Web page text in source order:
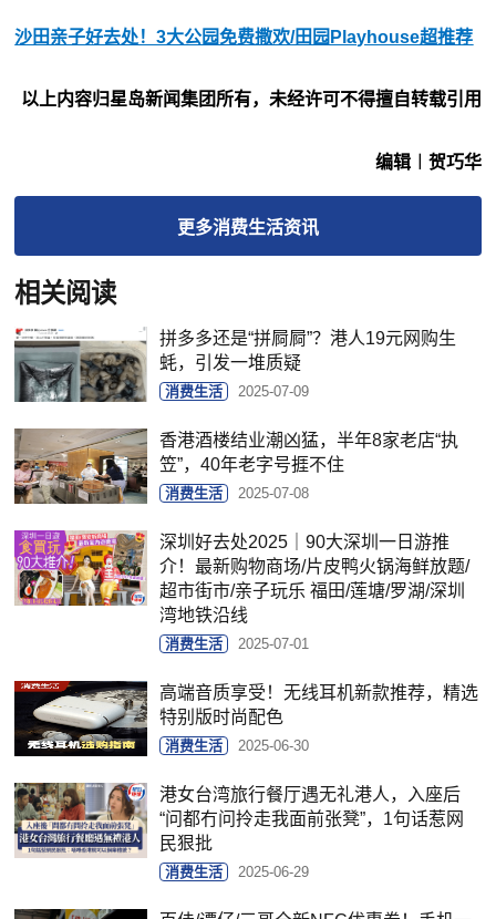
沙田亲子好去处！3大公园免费撒欢/田园Playhouse超推荐
以上内容归星岛新闻集团所有，未经许可不得擅自转载引用
编辑︱贺巧华
更多消费生活资讯
相关阅读
拼多多还是“拼屙屙”？港人19元网购生
蚝，引发一堆质疑
消费生活 2025-07-09
香港酒楼结业潮凶猛，半年8家老店“执
笠”，40年老字号捱不住
消费生活 2025-07-08
深圳好去处2025｜90大深圳一日游推
介！最新购物商场/片皮鸭火锅海鲜放题/
超市街市/亲子玩乐 福田/莲塘/罗湖/深圳
湾地铁沿线
消费生活 2025-07-01
高端音质享受！无线耳机新款推荐，精选
特别版时尚配色
消费生活 2025-06-30
港女台湾旅行餐厅遇无礼港人，入座后
“问都冇问拎走我面前张凳”，1句话惹网
民狠批
消费生活 2025-06-29